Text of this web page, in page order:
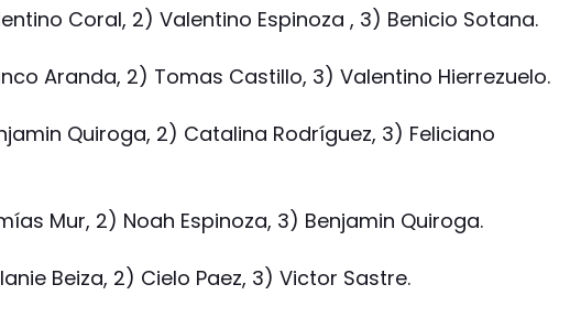
Coral, 2) Valentino Espinoza , 3) Benicio Sotana.
Aranda, 2) Tomas Castillo, 3) Valentino Hierrezuelo.
Quiroga, 2) Catalina Rodríguez, 3) Feliciano
Mur, 2) Noah Espinoza, 3) Benjamin Quiroga.
Beiza, 2) Cielo Paez, 3) Victor Sastre.